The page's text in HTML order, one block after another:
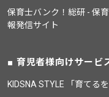
保育士バンク！総研 - 保
報発信サイト
育児者様向けサービ
KIDSNA STYLE 「育てる